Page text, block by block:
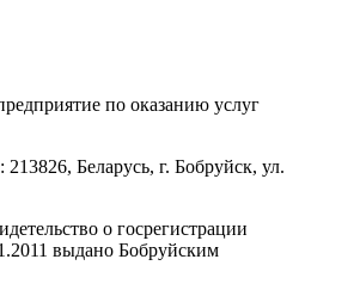
по оказанию услуг
213826, Беларусь, г. Бобруйск, ул.
о госрегистрации
выдано Бобруйским